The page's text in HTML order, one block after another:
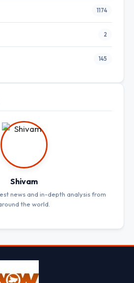
1174
2
145
Shivam
news and in-depth analysis from
the world.